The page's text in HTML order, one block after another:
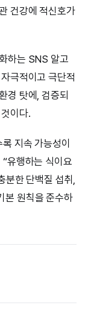
건강에 적신호가
하는 SNS 알고
극적이고 극단적
경 탓에, 검증되
이다.
지속 가능성이
유행하는 식이요
분한 단백질 섭취,
본 원칙을 준수하